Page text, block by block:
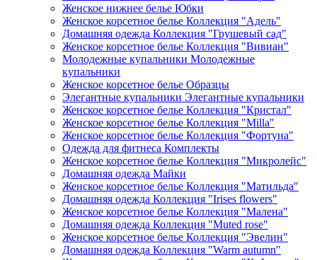
Женское нижнее белье Юбки
Женское корсетное белье Коллекция "Адель"
Домашняя одежда Коллекция "Грушевый сад"
Женское корсетное белье Коллекция "Вивиан"
Молодежные купальники Молодежные
купальники
Женское корсетное белье Образцы
Элегантные купальники Элегантные купальники
Женское корсетное белье Коллекция "Кристал"
Женское корсетное белье Коллекция "Milla"
Женское корсетное белье Коллекция "Фортуна"
Одежда для фитнеса Комплекты
Женское корсетное белье Коллекция "Микролейс"
Домашняя одежда Майки
Женское корсетное белье Коллекция "Матильда"
Домашняя одежда Коллекция "Irises flowers"
Женское корсетное белье Коллекция "Малена"
Домашняя одежда Коллекция "Muted rose"
Женское корсетное белье Коллекция "Эвелин"
Домашняя одежда Коллекция "Warm autumn"